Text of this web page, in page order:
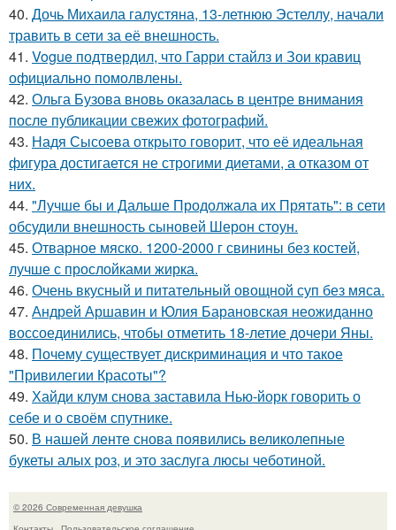
40. Дочь Михаила галустяна, 13-летнюю Эстеллу, начали
травить в сети за её внешность.
41. Vogue подтвердил, что Гарри стайлз и Зои кравиц
официально помолвлены.
42. Ольга Бузова вновь оказалась в центре внимания
после публикации свежих фотографий.
43. Надя Сысоева открыто говорит, что её идеальная
фигура достигается не строгими диетами, а отказом от
них.
44. "Лучше бы и Дальше Продолжала их Прятать": в сети
обсудили внешность сыновей Шерон стоун.
45. Отварное мяско. 1200-2000 г свинины без костей,
лучше с прослойками жирка.
46. Очень вкусный и питательный овощной суп без мяса.
47. Андрей Аршавин и Юлия Барановская неожиданно
воссоединились, чтобы отметить 18-летие дочери Яны.
48. Почему существует дискриминация и что такое
"Привилегии Красоты"?
49. Хайди клум снова заставила Нью-йорк говорить о
себе и о своём спутнике.
50. В нашей ленте снова появились великолепные
букеты алых роз, и это заслуга люсы чеботиной.
© 2026 Современная девушка